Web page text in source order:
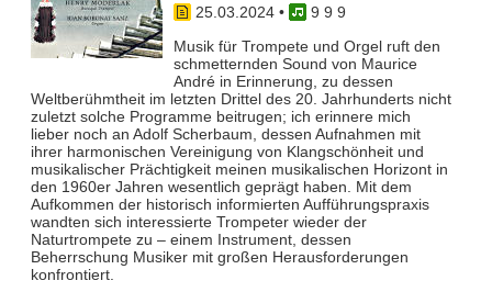
25.03.2024•
9 9 9
Musik für Trompete und Orgel ruft den
schmetternden Sound von Maurice
André in Erinnerung, zu dessen
Weltberühmtheit im letzten Drittel des 20. Jahrhunderts nicht
zuletzt solche Programme beitrugen; ich erinnere mich
lieber noch an Adolf Scherbaum, dessen Aufnahmen mit
ihrer harmonischen Vereinigung von Klangschönheit und
musikalischer Prächtigkeit meinen musikalischen Horizont in
den 1960er Jahren wesentlich geprägt haben. Mit dem
Aufkommen der historisch informierten Aufführungspraxis
wandten sich interessierte Trompeter wieder der
Naturtrompete zu – einem Instrument, dessen
Beherrschung Musiker mit großen Herausforderungen
konfrontiert.